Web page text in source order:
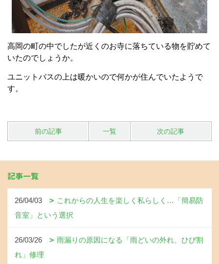
高岡の町の中でしたが近くのお寺に落ちている物を貯めて
いたのでしょうか。
ユニットバスの上は暖かいので何かが住んでいたようで
す。
前の記事 一覧 次の記事
記事一覧
26/04/03
これからの人生を楽しく私らしく…「簡易防
音室」という選択
26/03/26
雨漏りの原因になる「雨どいの外れ、ひび割
れ」修理